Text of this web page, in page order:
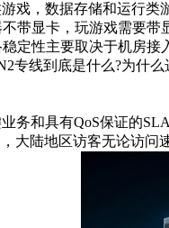
，数据存储和运行类
带显卡，玩游戏需要带
性主要取决于机房接
专线到底是什么?为什
和具有QoS保证的
大陆地区访客无论访问